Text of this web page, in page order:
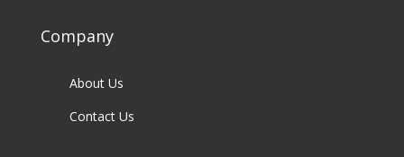
Company
About Us
Contact Us